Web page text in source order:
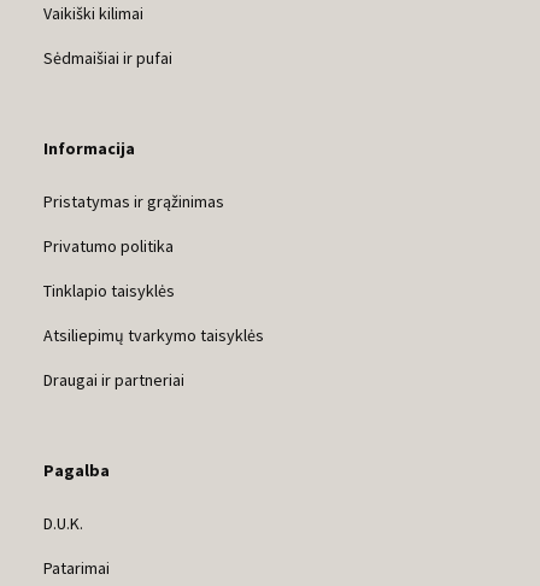
Vaikiški kilimai
Sėdmaišiai ir pufai
Informacija
Pristatymas ir grąžinimas
Privatumo politika
Tinklapio taisyklės
Atsiliepimų tvarkymo taisyklės
Draugai ir partneriai
Pagalba
D.U.K.
Patarimai